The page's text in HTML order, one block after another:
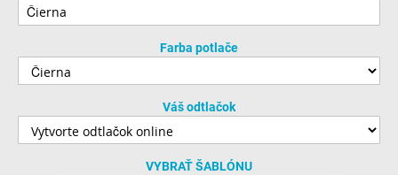
Farba potlače
Váš odtlačok
VYBRAŤ ŠABLÓNU